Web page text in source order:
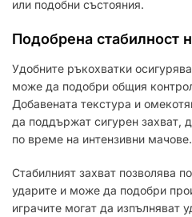
или подобни състояния.
Подобрена стабилност
Удобните ръкохватки
може да подобри общия
Добавената текстура и
да поддържат сигурен захват,
по време на интензивни мачове.
Стабилният захват позволява
ударите и може да подобри
играчите могат да изпълняват